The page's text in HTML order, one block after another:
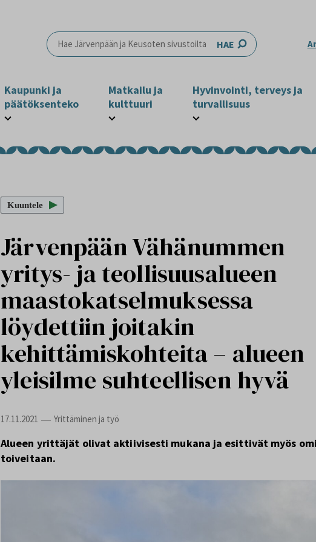
HAE
Kaupunki ja
päätöksenteko
Matkailu ja
kulttuuri
Hyvinvointi, terveys ja
turvallisuus
Kuuntele
Järvenpään Vähänummen
yritys- ja teollisuusalueen
maastokatselmuksessa
löydettiin joitakin
kehittämiskohteita – alueen
yleisilme suhteellisen hyvä
17.11.2021 — Yrittäminen ja työ
Alueen yrittäjät olivat aktiivisesti mukana ja esittivät myös
toiveitaan.